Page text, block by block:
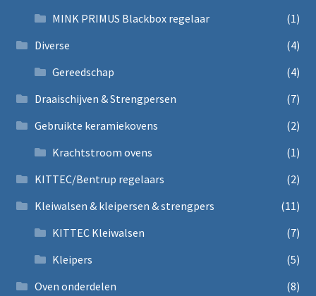
MINK PRIMUS Blackbox regelaar
(1)
Diverse
(4)
Gereedschap
(4)
Draaischijven & Strengpersen
(7)
Gebruikte keramiekovens
(2)
Krachtstroom ovens
(1)
KITTEC/Bentrup regelaars
(2)
Kleiwalsen & kleipersen & strengpers
(11)
KITTEC Kleiwalsen
(7)
Kleipers
(5)
Oven onderdelen
(8)